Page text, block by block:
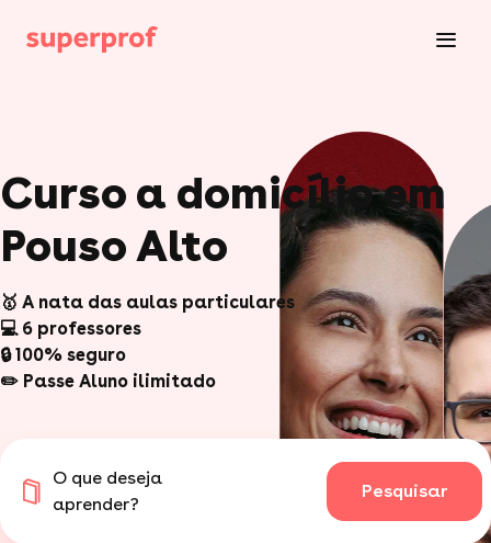
Curso a domicílio em
Pouso Alto
🥇 A nata das aulas particulares
💻 6 professores
🔒 100% seguro
✏️ Passe Aluno ilimitado
O que deseja
aprender?
Pesquisar